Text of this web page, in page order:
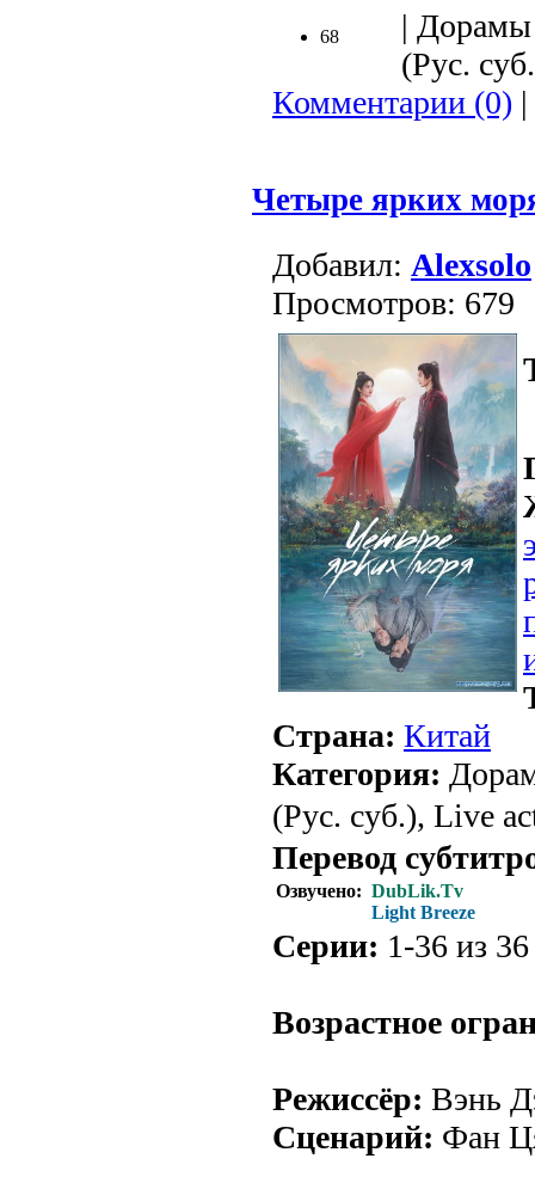
68
|
(Рус.
Комментарии (0) |
Четыре ярких
Добавил: Alexsolo
Просмотров: 679
Страна: Китай
Категория:
(Рус. суб.), Live
Перевод
Озвучено: DubLik.Tv
Light Breeze
Серии: 1-36 из
Возрастное
Режиссёр: Вэнь
Сценарий: Фан